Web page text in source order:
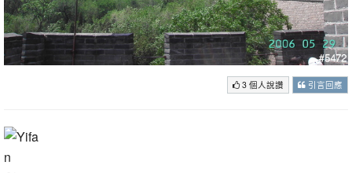
3 個人說讚 引言回應